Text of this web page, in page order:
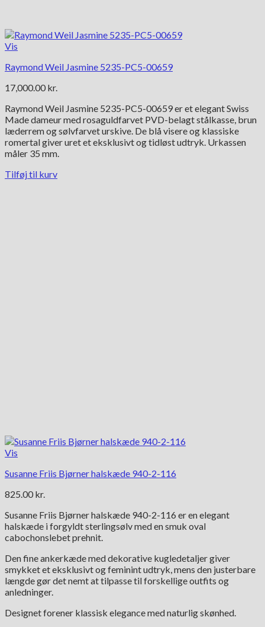
Vis
Raymond Weil Jasmine 5235-PC5-00659
17,000.00 kr.
Raymond Weil Jasmine 5235-PC5-00659 er et elegant Swiss
Made dameur med rosaguldfarvet PVD-belagt stålkasse, brun
læderrem og sølvfarvet urskive. De blå visere og klassiske
romertal giver uret et eksklusivt og tidløst udtryk. Urkassen
måler 35 mm.
Tilføj til kurv
Vis
Susanne Friis Bjørner halskæde 940-2-116
825.00 kr.
Susanne Friis Bjørner halskæde 940-2-116 er en elegant
halskæde i forgyldt sterlingsølv med en smuk oval
cabochonslebet prehnit.
Den fine ankerkæde med dekorative kugledetaljer giver
smykket et eksklusivt og feminint udtryk, mens den justerbare
længde gør det nemt at tilpasse til forskellige outfits og
anledninger.
Designet forener klassisk elegance med naturlig skønhed.